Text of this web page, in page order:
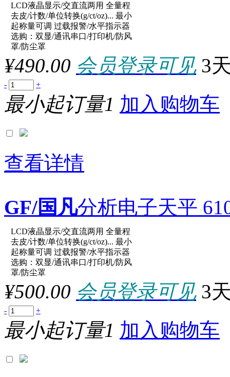
原厂型号：XY3002C
参数：
LCD液晶显示/交直流两用 全量程
去皮/计数/单位转换(g/ct/oz)... 最小
起称量可调 过载报警/水平指示器
选购：双显/通讯串口/打印机/防风
罩/防尘罩
¥490.00 会员登录可见 3
- +
最小起订量1 加入购物车
查看详情
GF/国凡分析电子天平
原厂型号：XY6002C
参数：
LCD液晶显示/交直流两用 全量程
去皮/计数/单位转换(g/ct/oz)... 最小
起称量可调 过载报警/水平指示器
选购：双显/通讯串口/打印机/防风
罩/防尘罩
¥500.00 会员登录可见 3
- +
最小起订量1 加入购物车